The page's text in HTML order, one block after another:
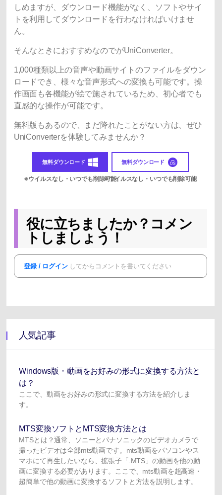
しめますが、ダウンロード機能がなく、ソフトやサイ
トを利用してダウンロードを行わなければいけませ
ん。
そんなときにおすすめなのでがUniConverter。
1,000種類以上の音声や動画サイトのファイルをダウン
ロードでき、様々な音声形式への変換も可能です。操
作画面も各機能が絵で施されているため、初心者でも
直感的な操作が可能です。
無料版もあるので、まだ降れたことがない方は、ぜひ
UniConverterを体験してみませんか？
無料ダウンロード 無料ダウンロード
役に立ちましたか？コメン
トしましょう！
登録 / ログインしてからコメントを書いてください
人気記事
Windows版・動画をお好みの形式に変換する方法と
は？
ここで、動画をお好みの形式に変換する方法を紹介しま
す。
MTS変換ソフトとMTS変換方法とは
MTSとは？通常、ソニーとパナソニックのビデオカメラで
撮ったビデオは全部mts動画です。mts動画をパソコンやス
マホにて再生したいなら、拡張子「.MTS」の動画を他の動
画に変換する必要があります。ここで、mts動画を超高速・
超簡単で他の動画に変換するソフトと方法を説明します。